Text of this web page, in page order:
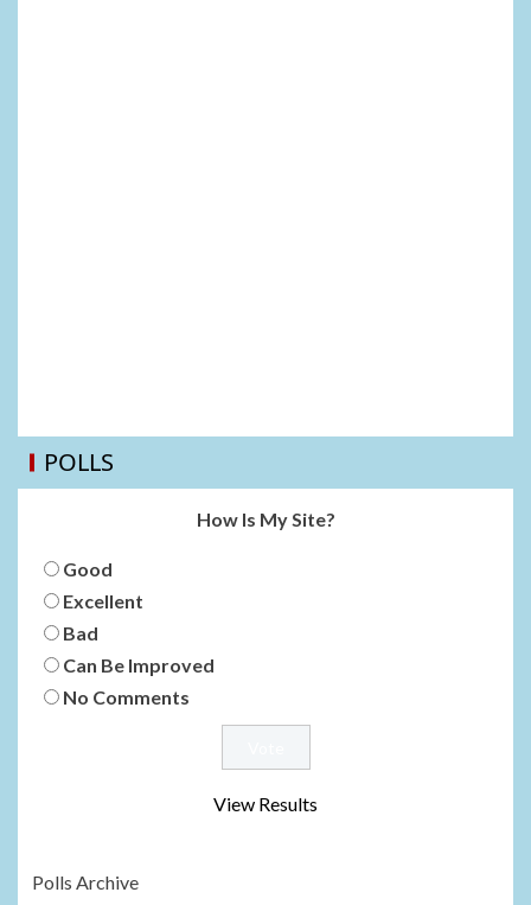
POLLS
How Is My Site?
Good
Excellent
Bad
Can Be Improved
No Comments
View Results
Polls Archive